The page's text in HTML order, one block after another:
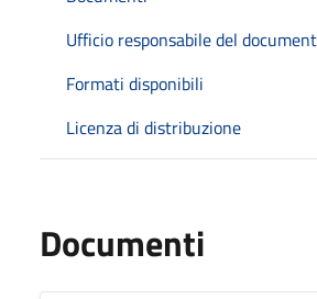
Ufficio responsabile del
Formati disponibili
Licenza di distribuzione
Documenti